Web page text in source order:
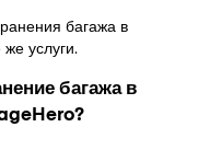
багажа в
услуги.
багажа в